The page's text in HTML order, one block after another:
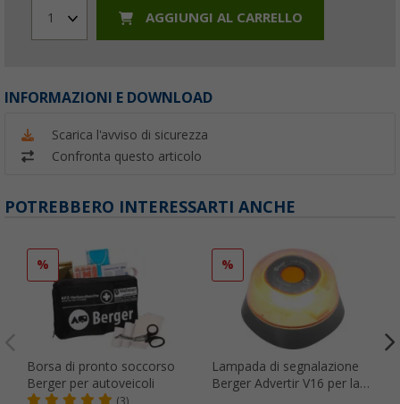
1 AGGIUNGI AL CARRELLO
INFORMAZIONI E DOWNLOAD
Scarica l'avviso di sicurezza
Confronta questo articolo
POTREBBERO INTERESSARTI ANCHE
%
Borsa di pronto soccorso
Berger per autoveicoli
(3)
%
Lampada di segnalazione
Berger Advertir V16 per la